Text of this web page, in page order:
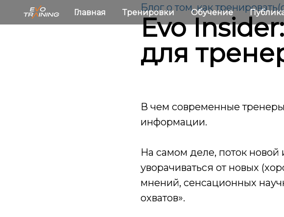
Главная Тренировки Обучение
Блог о том, как
Evo
для
В чем современные тренеры
информации.
На самом деле, поток новой
уворачиваться от новых
мнений, сенсационных
охватов».